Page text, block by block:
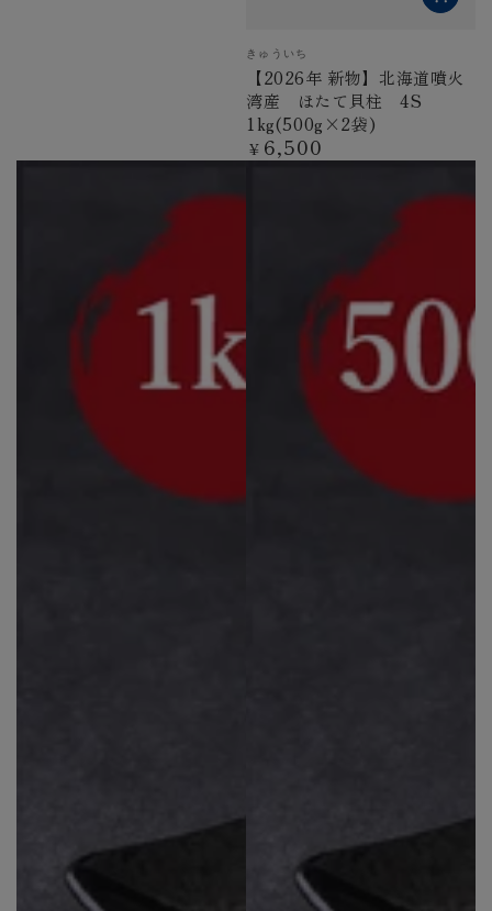
ベ
ン
ダ
ー
きゅういち
【2026年 新物】北海道噴火
湾産 ほたて貝柱 4S
1kg(500g×2袋)
定
価
¥ 6,500